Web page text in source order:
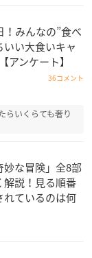
！みんなの”食べ
いい大食いキャ
アンケート】
36コメント
らいくらても奢り
妙な冒険」全8部
解説！見る順番
れているのは何